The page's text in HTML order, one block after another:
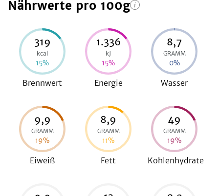
Nährwerte pro 100g
319
kcal
15%
Brennwert
1.336
kJ
15%
Energie
8,7
GRAMM
0%
Wasser
9,9
GRAMM
19%
Eiweiß
8,9
GRAMM
11%
Fett
49
GRAMM
19%
Kohlenhydrate